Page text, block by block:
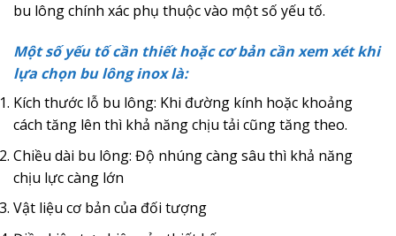
bu lông chính xác phụ thuộc vào một số yếu tố.
Một số yếu tố cần thiết hoặc cơ bản cần xem xét khi
lựa chọn bu lông inox là:
Kích thước lỗ bu lông: Khi đường kính hoặc khoảng
cách tăng lên thì khả năng chịu tải cũng tăng theo.
Chiều dài bu lông: Độ nhúng càng sâu thì khả năng
chịu lực càng lớn
Vật liệu cơ bản của đối tượng